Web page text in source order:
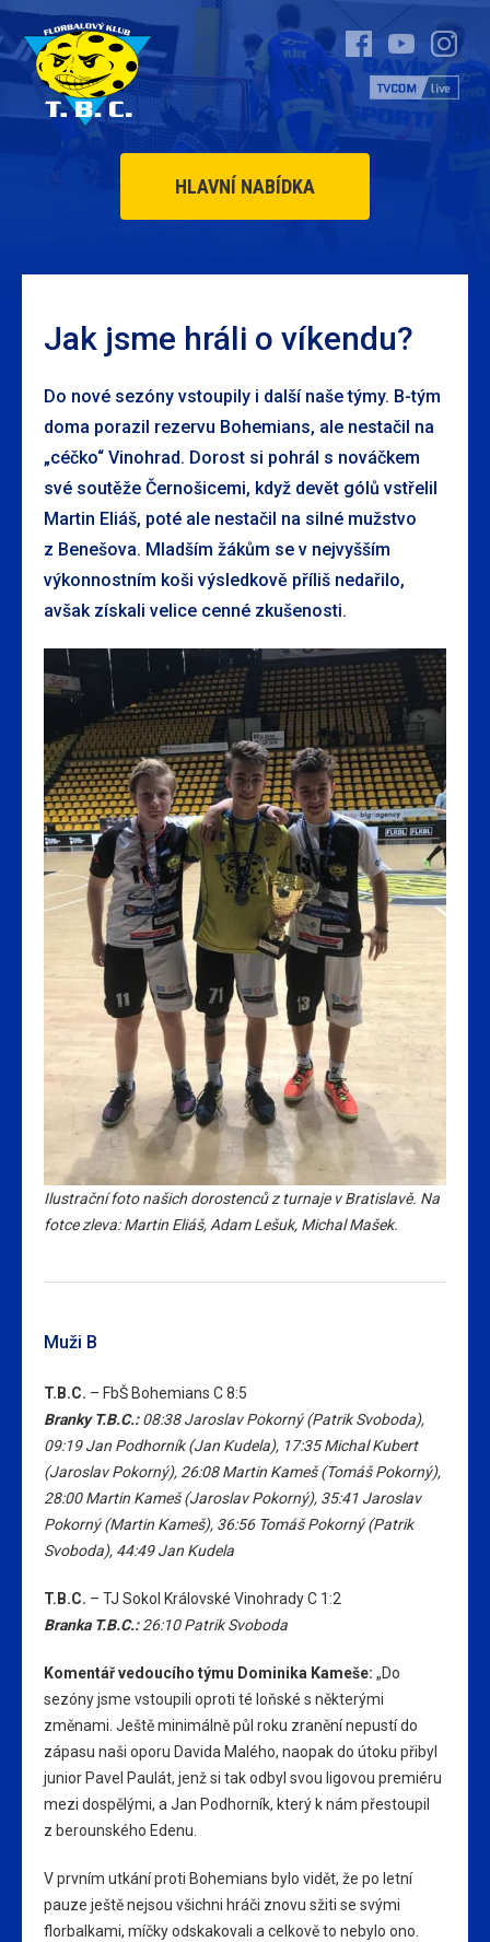
HLAVNÍ NABÍDKA
Jak jsme hráli o víkendu?
Do nové sezóny vstoupily i další naše týmy. B-tým
doma porazil rezervu Bohemians, ale nestačil na
„céčko“ Vinohrad. Dorost si pohrál s nováčkem
své soutěže Černošicemi, když devět gólů vstřelil
Martin Eliáš, poté ale nestačil na silné mužstvo
z Benešova. Mladším žákům se v nejvyšším
výkonnostním koši výsledkově příliš nedařilo,
avšak získali velice cenné zkušenosti.
Ilustrační foto našich dorostenců z turnaje v Bratislavě. Na
fotce zleva: Martin Eliáš, Adam Lešuk, Michal Mašek.
Muži B
T.B.C. – FbŠ Bohemians C 8:5
Branky T.B.C.: 08:38 Jaroslav Pokorný(Patrik Svoboda),
09:19 Jan Podhorník(Jan Kudela), 17:35 Michal Kubert
(Jaroslav Pokorný), 26:08 Martin Kameš(Tomáš Pokorný),
28:00 Martin Kameš(Jaroslav Pokorný), 35:41 Jaroslav
Pokorný(Martin Kameš), 36:56 Tomáš Pokorný(Patrik
Svoboda), 44:49 Jan Kudela
T.B.C. – TJ Sokol Královské Vinohrady C 1:2
Branka T.B.C.: 26:10Patrik Svoboda
Komentář vedoucího týmu Dominika Kameše: „Do
sezóny jsme vstoupili oproti té loňské s některými
změnami. Ještě minimálně půl roku zranění nepustí do
zápasu naši oporu Davida Malého, naopak do útoku přibyl
junior Pavel Paulát, jenž si tak odbyl svou ligovou premiéru
mezi dospělými, a Jan Podhorník, který k nám přestoupil
z berounského Edenu.
V prvním utkání proti Bohemians bylo vidět, že po letní
pauze ještě nejsou všichni hráči znovu sžiti se svými
florbalkami, míčky odskakovali a celkově to nebylo ono.